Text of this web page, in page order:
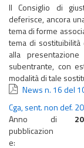
Il Consiglio di
deferisce, ancora
tema di forme
tema di sostituibilità
alla
subentrante, con
modalità di tale
News n. 16 del
Cga, sent. non def.
Anno di
pubblicazion
e: